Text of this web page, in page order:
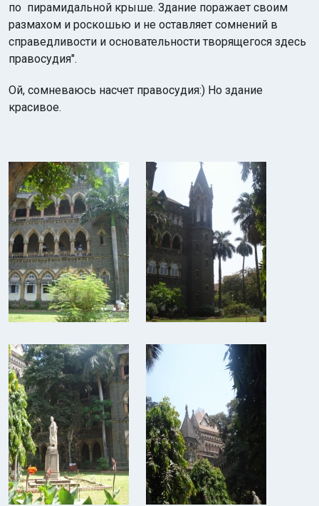
по пирамидальной крыше. Здание поражает своим
размахом и роскошью и не оставляет сомнений в
справедливости и основательности творящегося здесь
правосудия".
Ой, сомневаюсь насчет правосудия:) Но здание
красивое.